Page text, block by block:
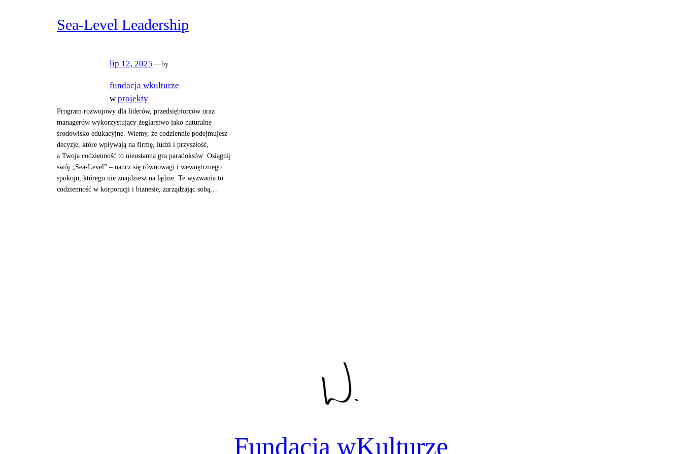
Sea-Level Leadership
lip 12, 2025—by
fundacja wkulturze
w projekty
Program rozwojowy dla liderów, przedsiębiorców oraz
managerów wykorzystujący żeglarstwo jako naturalne
środowisko edukacyjne. Wiemy, że codziennie podejmujesz
decyzje, które wpływają na firmę, ludzi i przyszłość,
a Twoja codzienność to nieustanna gra paradoksów: Osiągnij
swój „Sea-Level” – naucz się równowagi i wewnętrznego
spokoju, którego nie znajdziesz na lądzie. Te wyzwania to
codzienność w korporacji i biznesie, zarządzając sobą…
Fundacja wKulturze